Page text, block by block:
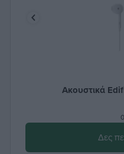
Ακουστικά
Δες